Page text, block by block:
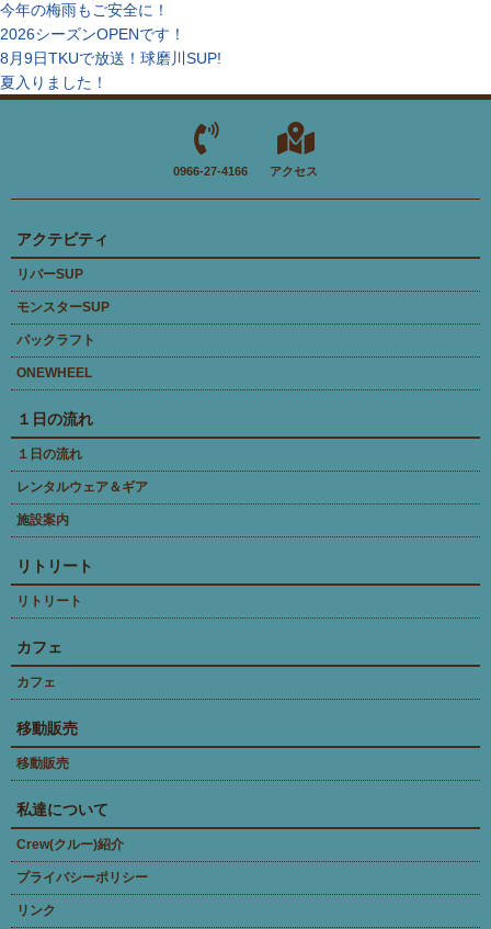
今年の梅雨もご安全に！
2026シーズンOPENです！
8月9日TKUで放送！球磨川SUP!
夏入りました！
0966-27-4166 アクセス
アクテビティ
リバーSUP
モンスターSUP
パックラフト
ONEWHEEL
１日の流れ
１日の流れ
レンタルウェア＆ギア
施設案内
リトリート
リトリート
カフェ
カフェ
移動販売
移動販売
私達について
Crew(クルー)紹介
プライバシーポリシー
リンク